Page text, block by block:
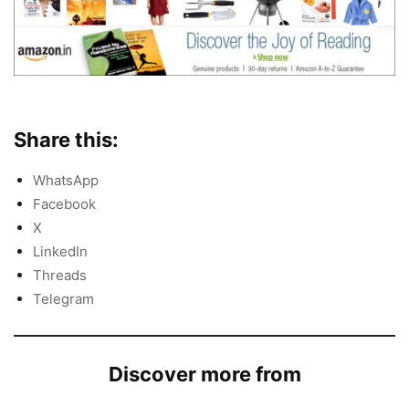
Share this:
WhatsApp
Facebook
X
LinkedIn
Threads
Telegram
Discover more from